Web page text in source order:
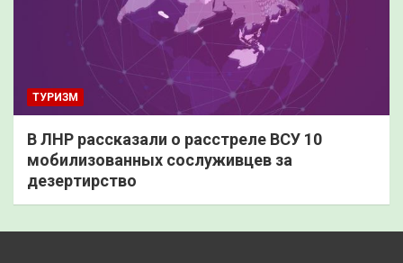
ТУРИЗМ
В ЛНР рассказали о расстреле ВСУ 10
мобилизованных сослуживцев за
дезертирство